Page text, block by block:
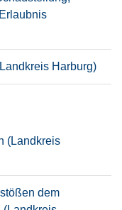
Harburg)
(Landkreis
dem